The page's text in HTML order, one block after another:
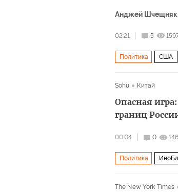
Анджей Шчещняк
02:21 5
Политика США
Sohu Китай
Опасная
границ
00:04 0
Политика
The New York Times